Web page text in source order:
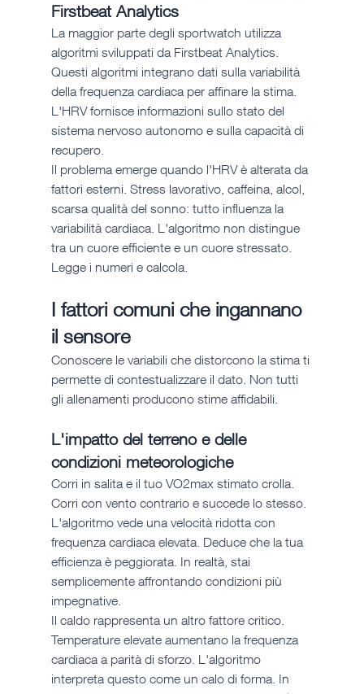
Firstbeat Analytics
La maggior parte degli sportwatch utilizza
algoritmi sviluppati da Firstbeat Analytics.
Questi algoritmi integrano dati sulla variabilità
della frequenza cardiaca per affinare la stima.
L'HRV fornisce informazioni sullo stato del
sistema nervoso autonomo e sulla capacità di
recupero.
Il problema emerge quando l'HRV è alterata da
fattori esterni. Stress lavorativo, caffeina, alcol,
scarsa qualità del sonno: tutto influenza la
variabilità cardiaca. L'algoritmo non distingue
tra un cuore efficiente e un cuore stressato.
Legge i numeri e calcola.
I fattori comuni che ingannano
il sensore
Conoscere le variabili che distorcono la stima ti
permette di contestualizzare il dato. Non tutti
gli allenamenti producono stime affidabili.
L'impatto del terreno e delle
condizioni meteorologiche
Corri in salita e il tuo VO2max stimato crolla.
Corri con vento contrario e succede lo stesso.
L'algoritmo vede una velocità ridotta con
frequenza cardiaca elevata. Deduce che la tua
efficienza è peggiorata. In realtà, stai
semplicemente affrontando condizioni più
impegnative.
Il caldo rappresenta un altro fattore critico.
Temperature elevate aumentano la frequenza
cardiaca a parità di sforzo. L'algoritmo
interpreta questo come un calo di forma. In